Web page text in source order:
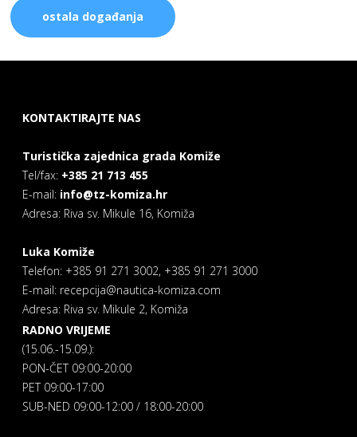
ostala događanja
KONTAKTIRAJTE NAS
Turistička zajednica grada Komiže
Tel/fax: +385 21 713 455
E-mail: info@tz-komiza.hr
Adresa: Riva sv. Mikule 16, Komiža
Luka Komiže
Telefon: +385 91 271 3002, +385 91 271 3000
E-mail: recepcija@nautica-komiza.com
Adresa: Riva sv. Mikule 2, Komiža
RADNO VRIJEME
(15.06.-15.09.):
PON-ČET 09:00-20:00
PET 09:00-17:00
SUB-NED 09:00-12:00 / 18:00-20:00